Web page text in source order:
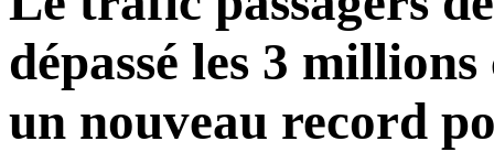
dépassé les 3
un nouveau record